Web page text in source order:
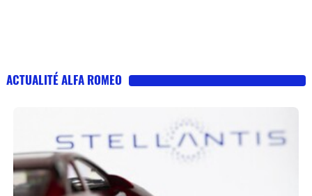
ACTUALITÉ ALFA ROMEO